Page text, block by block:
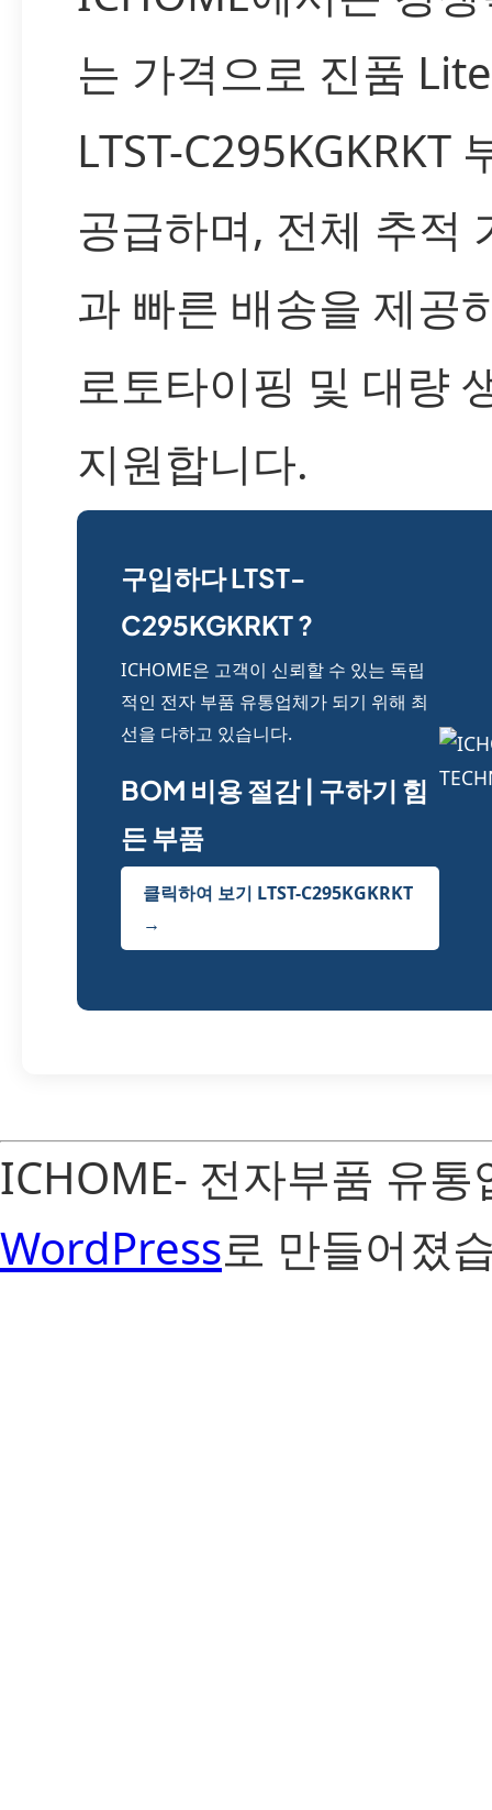
는 가격으로 진품
LTST-C295KGKRKT
공급하며, 전체 추적
과 빠른 배송을 제공
로토타이핑 및 대량
지원합니다.
구입하다 LTST-
C295KGKRKT ?
ICHOME은 고객이 신뢰할 수 있는 독립
적인 전자 부품 유통업체가 되기 위해 최
선을 다하고 있습니다.
BOM 비용 절감 | 구하기 힘
든 부품
클릭하여 보기 LTST-C295KGKRKT
→
ICHOME- 전자부품 유
WordPress로 만들어졌